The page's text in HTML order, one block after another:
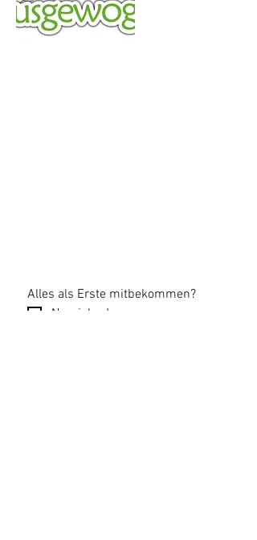
Alles als Erste mitbekommen?
Na, sicher!